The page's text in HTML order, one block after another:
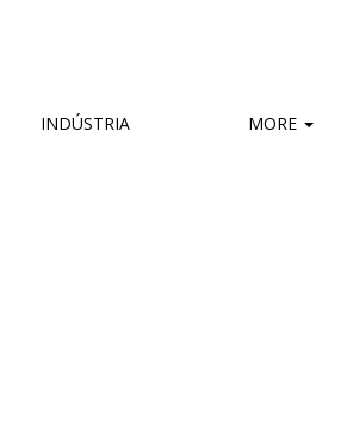
INDÚSTRIA MORE